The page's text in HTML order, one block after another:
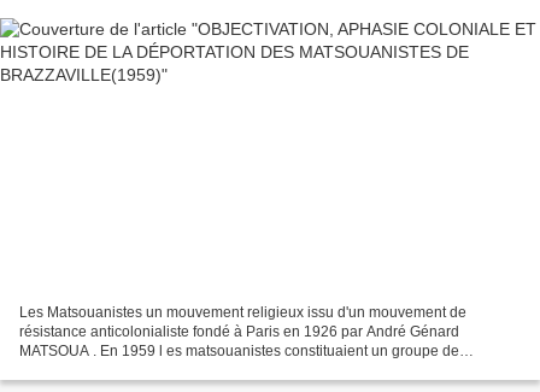
Les Matsouanistes un mouvement religieux issu d'un mouvement de
résistance anticolonialiste fondé à Paris en 1926 par André Génard
MATSOUA . En 1959 l es matsouanistes constituaient un groupe de